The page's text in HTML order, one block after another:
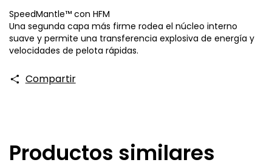
SpeedMantle™ con HFM
Una segunda capa más firme rodea el núcleo interno
suave y permite una transferencia explosiva de energía y
velocidades de pelota rápidas.
Compartir
Productos similares